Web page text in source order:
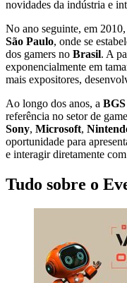
novidades da indústria e
No ano seguinte, em 2010,
São Paulo, onde se
dos gamers no Brasil. A
exponencialmente em
mais expositores,
Ao longo dos anos, a BGS
referência no setor de
Sony, Microsoft,
oportunidade para
e interagir diretamente
Tudo sobre o